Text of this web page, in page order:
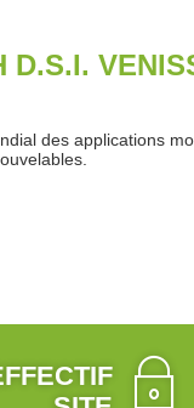
D.S.I.
des applications